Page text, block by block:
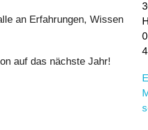
an Erfahrungen, Wissen
auf das nächste Jahr!